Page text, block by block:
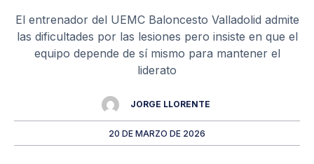
El entrenador del UEMC Baloncesto Valladolid admite
las dificultades por las lesiones pero insiste en que el
equipo depende de sí mismo para mantener el
liderato
JORGE LLORENTE
20 DE MARZO DE 2026